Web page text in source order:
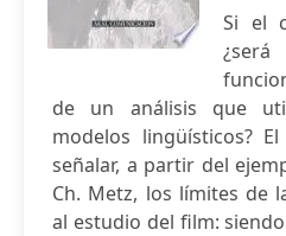
Si el
de un análisis que
modelos lingüísticos?
señalar, a partir del
Ch. Metz, los límites de
al estudio del film: